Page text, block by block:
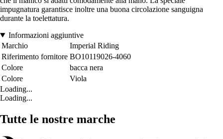
impugnatura garantisce inoltre una buona circolazione sanguigna
durante la toelettatura.
Informazioni aggiuntive
Marchio
Imperial Riding
Riferimento fornitore BO10119026-4060
Colore
bacca nera
Colore
Viola
Loading...
Loading...
Tutte le nostre marche